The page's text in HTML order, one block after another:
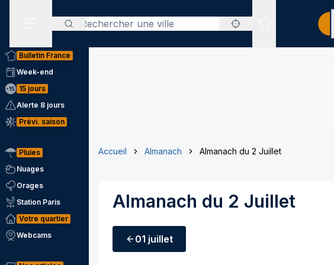
Rechercher
Sites expertisés
Bulletin France
Week-end
15 jours
Alerte 8 jours
Prévi. saison
Pluies
Nuages
Orages
Station Paris
Votre quartier
Webcams
Accueil Almanach Almanach du 2 Juillet
Almanach du 2 Juillet
01 juillet